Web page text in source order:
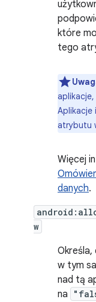
które
tego
Aplikacje
atrybutu
Więcej
danych.
w
Określa,
w tym
nad tą
na